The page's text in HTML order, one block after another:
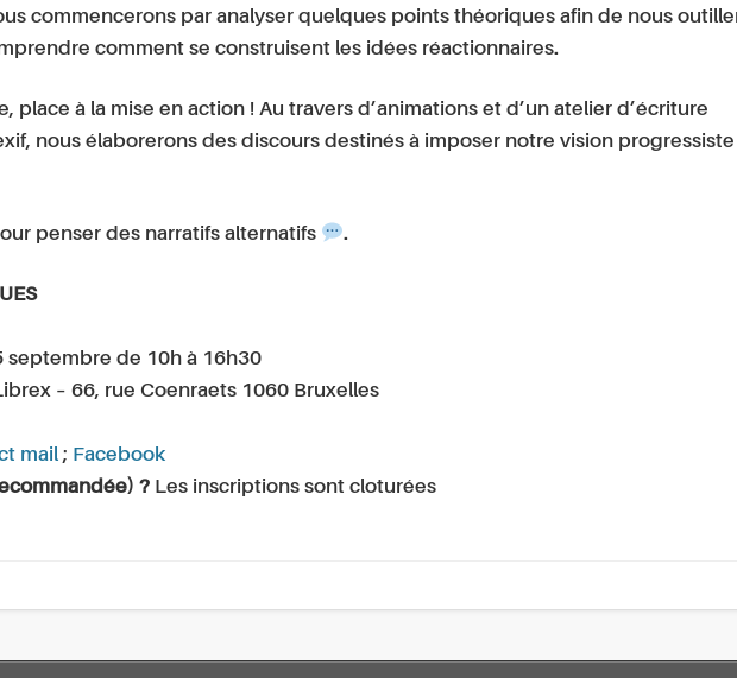
commencerons par analyser quelques points théoriques afin de nous
comment se construisent les idées réactionnaires.
place à la mise en action ! Au travers d’animations et d’un atelier d’écriture
nous élaborerons des discours destinés à imposer notre vision progressiste
penser des narratifs alternatifs .
septembre de 10h à 16h30
– 66, rue Coenraets 1060 Bruxelles
mail; Facebook
?Les inscriptions sont cloturées